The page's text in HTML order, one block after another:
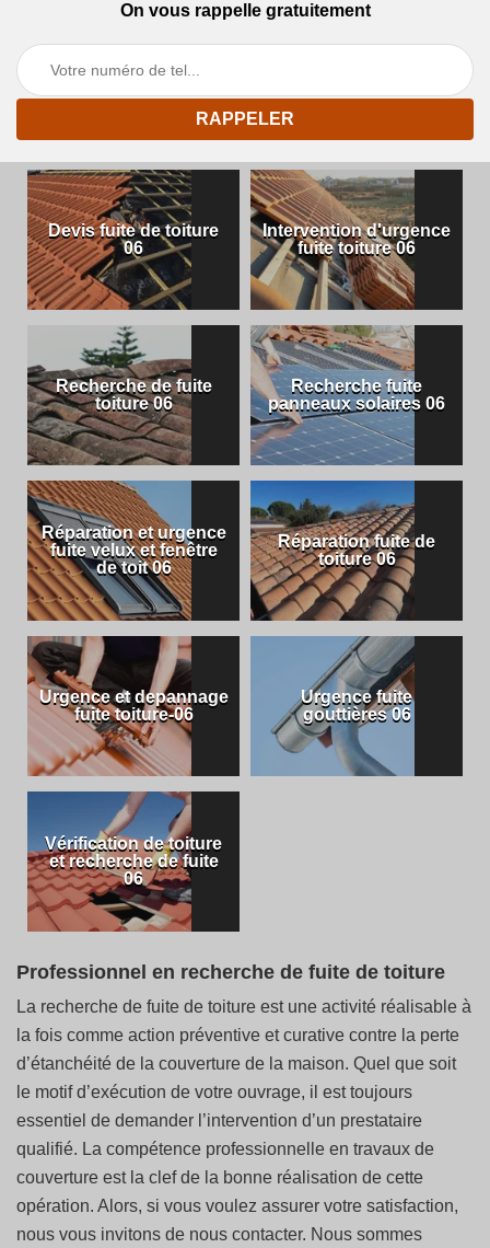
On vous rappelle gratuitement
Devis fuite de toiture
06
Intervention d'urgence
fuite toiture 06
Recherche de fuite
toiture 06
Recherche fuite
panneaux solaires 06
Réparation et urgence
fuite velux et fenêtre
de toit 06
Réparation fuite de
toiture 06
Urgence et depannage
fuite toiture-06
Urgence fuite
gouttières 06
Vérification de toiture
et recherche de fuite
06
Professionnel en recherche de fuite de toiture
La recherche de fuite de toiture est une activité réalisable à
la fois comme action préventive et curative contre la perte
d’étanchéité de la couverture de la maison. Quel que soit
le motif d’exécution de votre ouvrage, il est toujours
essentiel de demander l’intervention d’un prestataire
qualifié. La compétence professionnelle en travaux de
couverture est la clef de la bonne réalisation de cette
opération. Alors, si vous voulez assurer votre satisfaction,
nous vous invitons de nous contacter. Nous sommes